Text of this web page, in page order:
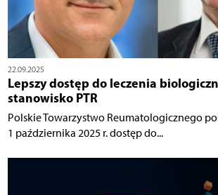
22.09.2025
Lepszy dostęp do leczenia
stanowisko PTR
Polskie Towarzystwo Reumatologicznego
1 października 2025 r. dostęp do...